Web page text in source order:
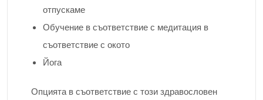
отпускаме
Обучение в съответствие с медитация в
съответствие с окото
Йога
Опцията в съответствие с този здравословен